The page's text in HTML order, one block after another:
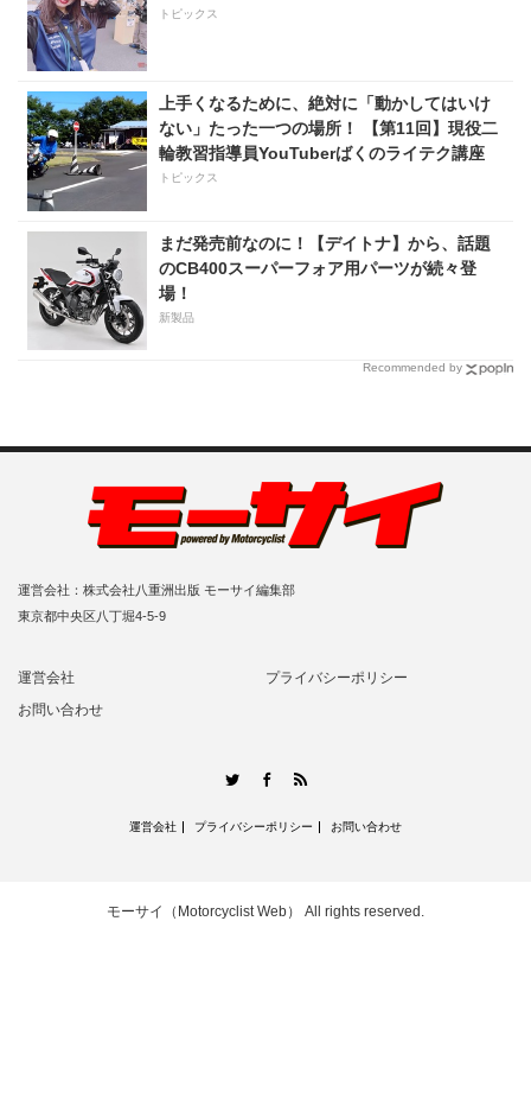
トピックス
上手くなるために、絶対に「動かしてはいけ
ない」たった一つの場所！ 【第11回】現役二
輪教習指導員YouTuberばくのライテク講座
トピックス
まだ発売前なのに！【デイトナ】から、話題
のCB400スーパーフォア用パーツが続々登
場！
新製品
Recommended by
運営会社：株式会社八重洲出版 モーサイ編集部
東京都中央区八丁堀4-5-9
運営会社
プライバシーポリシー
お問い合わせ
TwitterFacebook
運営会社 プライバシーポリシー お問い合わせ
モーサイ（Motorcyclist Web） All rights reserved.